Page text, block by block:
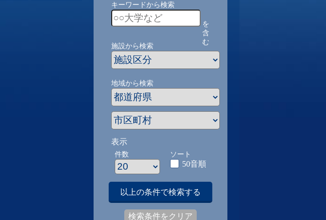
キーワードから検索
を
含
む
施設から検索
地域から検索
表示
件数 ソート
50音順
以上の条件で検索する
検索条件をクリア